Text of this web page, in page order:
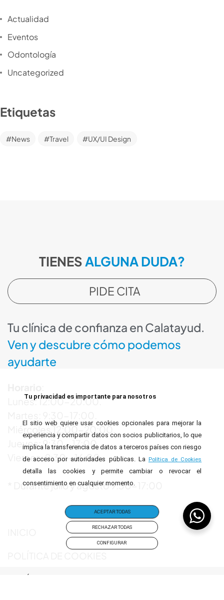
Actualidad
Eventos
Odontología
Uncategorized
Etiquetas
News Travel UX/UI Design
TIENESALGUNA DUDA?
PIDE CITA
Tu clínica de confianza en Calatayud.
Ven y descubre cómo podemos
ayudarte
Lunes: 12:00-20:00.
Miércoles 12:00-20:00.
Jueves: 9:30 – 17:00.
Viernes: 9:30 – 16:00.
* Durante julio y agosto 9:30-17:00
Tu privacidad es importante para nosotros
El sitio web quiere usar cookies opcionales para mejorar la
experiencia y compartir datos con socios publicitarios, lo que
implica la transferencia de datos a terceros países con riesgo
de acceso por autoridades públicas. La Política de Cookies
detalla las cookies y permite cambiar o revocar el
consentimiento en cualquier momento.
ACEPTAR TODAS
RECHAZAR TODAS
CONFIGURAR